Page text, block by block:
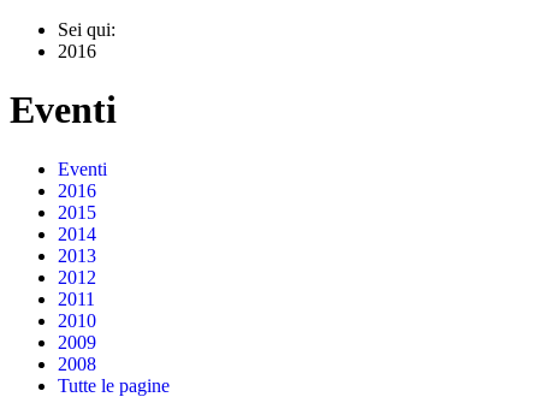
Sei qui:
2016
Eventi
Eventi
2016
2015
2014
2013
2012
2011
2010
2009
2008
Tutte le pagine